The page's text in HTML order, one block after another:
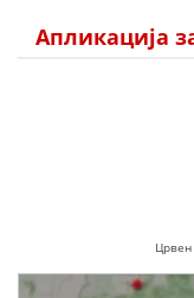
Апликација
Црвен